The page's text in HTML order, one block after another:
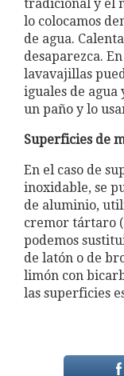
tradicional y el
lo colocamos
de agua.
desaparezca.
lavavajillas
iguales de agua
un paño y lo
Superficies de
En el caso de
inoxidable, se
de aluminio,
cremor tártaro
podemos
de latón o de
limón con
las superficies